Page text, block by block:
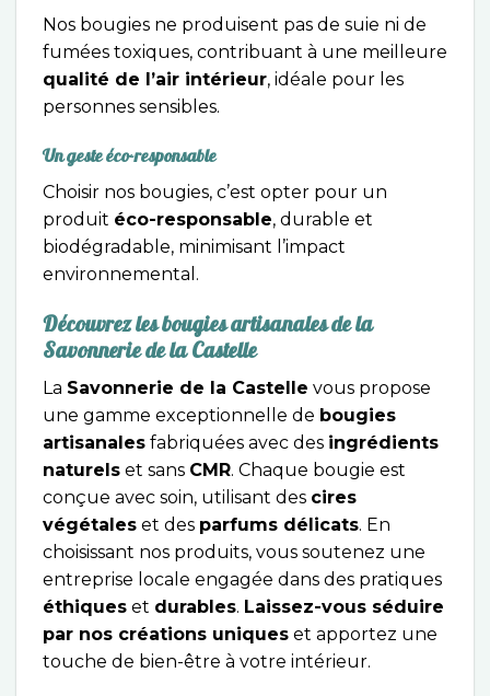
Nos bougies ne produisent pas de suie ni de
fumées toxiques, contribuant à une meilleure
qualité de l’air intérieur, idéale pour les
personnes sensibles.
Un geste éco-responsable
Choisir nos bougies, c’est opter pour un
produit éco-responsable, durable et
biodégradable, minimisant l’impact
environnemental.
Découvrez les bougies artisanales de la
Savonnerie de la Castelle
La Savonnerie de la Castelle vous propose
une gamme exceptionnelle de bougies
artisanales fabriquées avec des ingrédients
naturels et sans CMR. Chaque bougie est
conçue avec soin, utilisant des cires
végétales et des parfums délicats. En
choisissant nos produits, vous soutenez une
entreprise locale engagée dans des pratiques
éthiques et durables. Laissez-vous séduire
par nos créations uniques et apportez une
touche de bien-être à votre intérieur.